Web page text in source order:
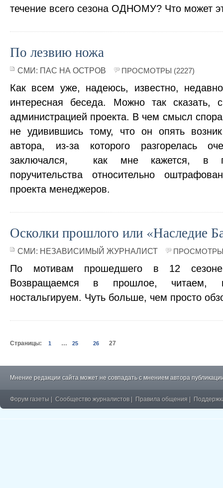
течение всего сезона ОДНОМУ? Что может
По лезвию ножа
СМИ: ПАС НА ОСТРОВ ПРОСМОТРЫ (2227)
Как всем уже, надеюсь, известно,
интересная беседа. Можно так сказать,
администрацией проекта. В чем смысл
не удивившись тому, что он опять
автора, из-за которого разгорелась
заключался, как мне кажется, в
поручительства относительно
проекта менеджеров.
Осколки прошлого или «Наследие
СМИ: НЕЗАВИСИМЫЙ ЖУРНАЛИСТ ПРОСМОТРЫ
По мотивам прошедшего в 12
Возвращаемся в прошлое, читаем,
ностальгируем. Чуть больше, чем просто
Страницы: 1 … 25 26 27
Мнение редакции сайта может не совпадать с мнением автора
Форум газеты Сообщество журналистов Правила общения
�